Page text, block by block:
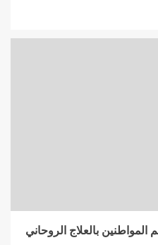
بالعلاج الروحاني